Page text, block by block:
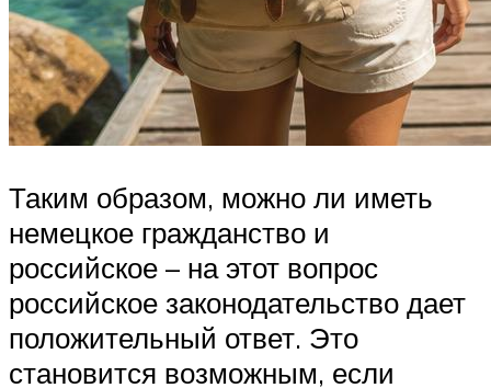
Таким образом, можно ли иметь
немецкое гражданство и
российское – на этот вопрос
российское законодательство дает
положительный ответ. Это
становится возможным, если